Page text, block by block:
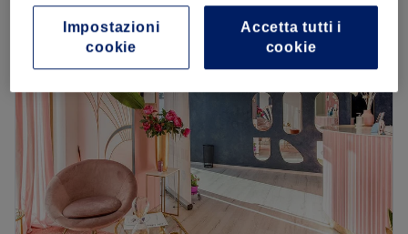
Accetta tutti i
cookie
Impostazioni
cookie